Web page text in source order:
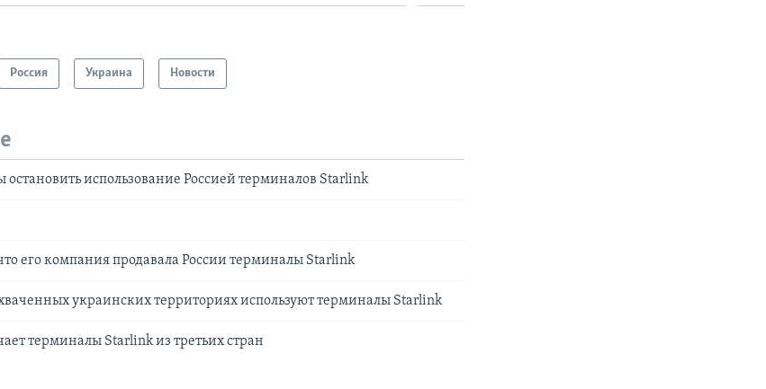
Россия Украина Новости
остановить использование Россией терминалов Starlink
его компания продавала России терминалы Starlink
украинских территориях используют терминалы Starlink
терминалы Starlink из третьих стран